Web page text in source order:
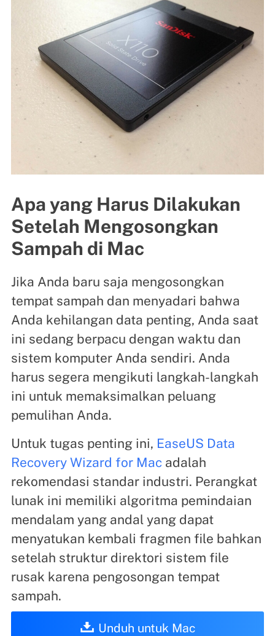
Apa yang Harus Dilakukan
Setelah Mengosongkan
Sampah di Mac
Jika Anda baru saja mengosongkan
tempat sampah dan menyadari bahwa
Anda kehilangan data penting, Anda saat
ini sedang berpacu dengan waktu dan
sistem komputer Anda sendiri. Anda
harus segera mengikuti langkah-langkah
ini untuk memaksimalkan peluang
pemulihan Anda.
Untuk tugas penting ini, EaseUS Data
Recovery Wizard for Macadalah
rekomendasi standar industri. Perangkat
lunak ini memiliki algoritma pemindaian
mendalam yang andal yang dapat
menyatukan kembali fragmen file bahkan
setelah struktur direktori sistem file
rusak karena pengosongan tempat
sampah.
Unduh untuk Mac